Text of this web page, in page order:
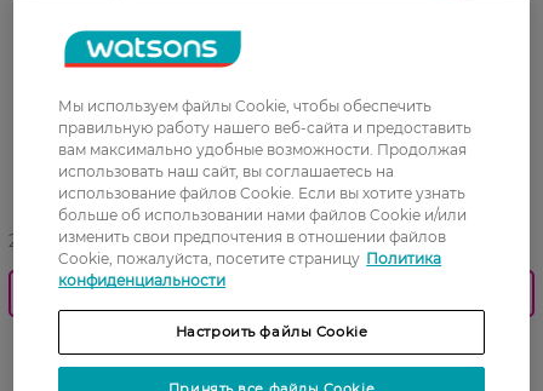
27 07 - 23 08
0_Спец.ціна
Гелевый карандаш для губ
LN PRO Steady Gel Lip Liner
27 07 - 23 08
Увлажняющая помада-
бальзам LN PRO Passion
Glaze №101 3 г
Мы используем файлы Cookie, чтобы обеспечить
правильную работу нашего веб-сайта и предоставить
вам максимально удобные возможности. Продолжая
использовать наш сайт, вы соглашаетесь на
использование файлов Cookie. Если вы хотите узнать
больше об использовании нами файлов Cookie и/или
изменить свои предпочтения в отношении файлов
Cookie, пожалуйста, посетите страницу Политика
конфиденциальности
Настроить файлы Cookie